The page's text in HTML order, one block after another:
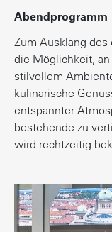
Abendprogramm
Zum Ausklang
die Möglichkeit,
stilvollem
kulinarische
entspannter
bestehende zu
wird rechtzeitig